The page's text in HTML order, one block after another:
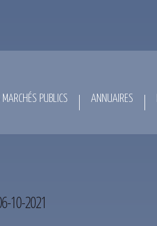
MARCHÉS PUBLICS ANNUAIRES
10-2021